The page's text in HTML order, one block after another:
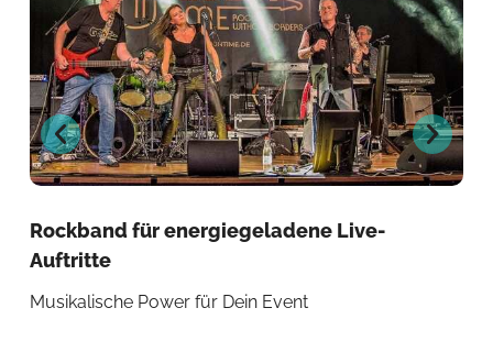
Rockband für energiegeladene Live-
Auftritte
Musikalische Power für Dein Event